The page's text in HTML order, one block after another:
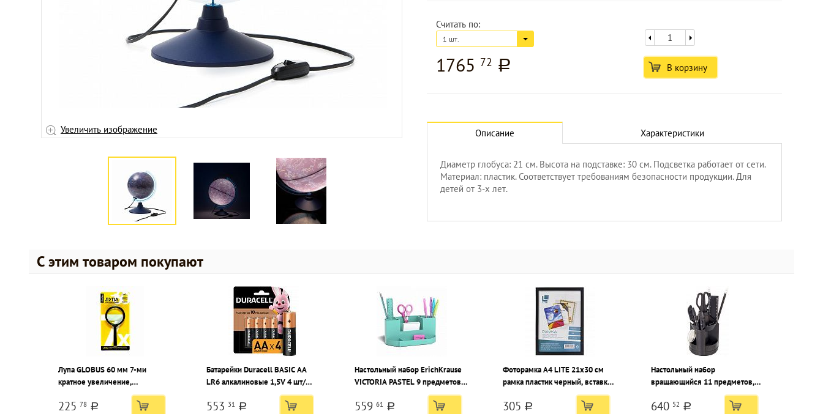
Увеличить изображение Увеличить изображение
Считать по:
1 шт.
1765 72 a В корзину
Описание Характеристики
Диаметр глобуса: 21 см. Высота на подставке: 30 см. Подсветка работает от сети.
Материал: пластик. Соответствует требованиям безопасности продукции. Для
детей от 3-х лет.
С этим товаром покупают
Лупа GLOBUS 60 мм 7-ми
кратное увеличение,
225 78 a
Батарейки Duracell BASIC AA
LR6 алкалиновые 1,5V 4 шт/
553 31 a
Настольный набор ErichKrause
VICTORIA PASTEL 9 предметов,
559 61 a
Фоторамка А4 LITE 21х30 см
рамка пластик черный, вставка
305 a
Настольный набор
вращающийся 11 предметов,
640 52 a